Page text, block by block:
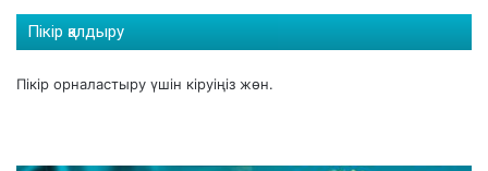
р
п
Пікір қалдыру
Пікір орналастыру үшін кіруіңіз жөн.